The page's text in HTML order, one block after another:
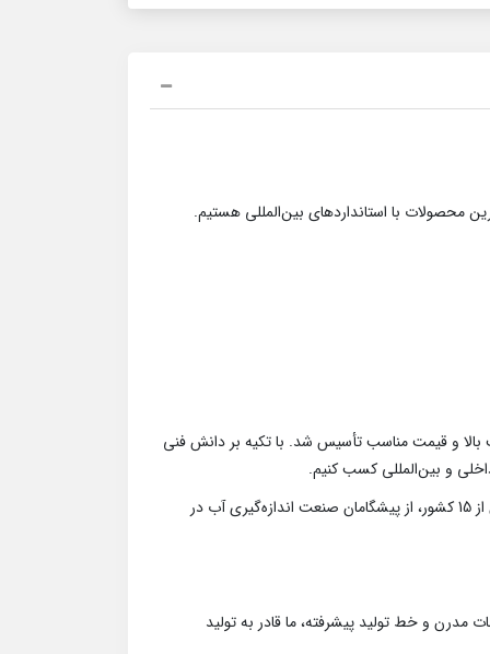
محصولات با استانداردهای بین‌المللی هستیم.
آب با کیفیت بالا و قیمت مناسب تأسیس شد. با تکیه بر دانش فنی
داخلی و بین‌المللی کسب کنیم.
امروزه با ظرفیت تولید سالانه بیش از 500 هزار عدد و صادرات به بیش از 15 کشور، از پیشگامان صنعت اندازه‌گیری آب در
مدرن و خط تولید پیشرفته، ما قادر به تولید